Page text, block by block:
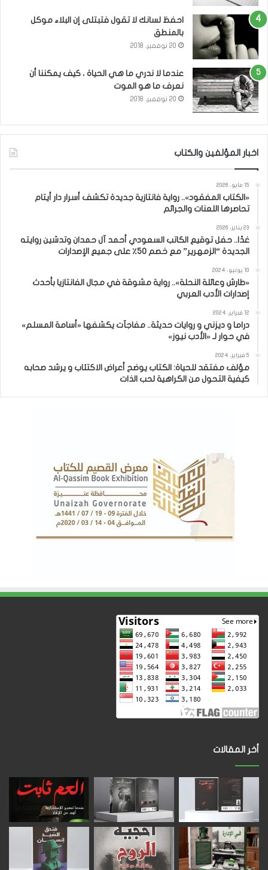
احفظ لسانك لا تقول فتبتلى إن البلاء موكل
بالمنطق
20 نوفمبر، 2018
عندما لا ندري ما هي الحياة ، كيف يمكننا أن
نعرف ما هو الموت
20 نوفمبر، 2018
اخبار المؤلفين والكتاب
15 مايو، 2026
«الكتاب المفقود».. رواية فانتازية جديدة تكشف أسرار دار أيتام
تحاصرها اللعنات والجرائم
23 يناير، 2026
غدًا.. حفل توقيع الكاتب السعودي أحمد آل حمدان وتدشين روايته
الجديدة “الزمهرير” مع خصم 50٪ على جميع الإصدارات
10 يونيو، 2024
«طارش وعائلة النحلة».. رواية مشوقة في مجال الفانتازيا بأحدث
إصدارات الأدب العربي
12 فبراير، 2024
دراما و ديزني و روايات حديثة.. مفاجآت يكشفها «أسامة المسلم»
في حوار لـ «الأدب نيوز»
5 فبراير، 2024
مؤلف مفتقد للحياة: الكتاب يوضح أعراض الاكتئاب و يرشد صحابه
كيفية التحول من الكراهية لحب الذات
أخر المقالات